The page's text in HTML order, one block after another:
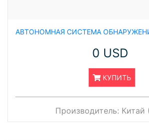
0 USD
КУПИТЬ
Производитель: Китай